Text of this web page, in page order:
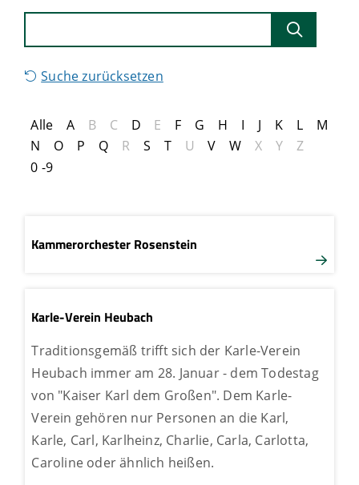
Suche zurücksetzen
Alle A B C D E F G H I J K L
M
N
O P Q R S T U V W X Y
Z
0 -9
Kammerorchester Rosenstein
Karle-Verein Heubach
Traditionsgemäß trifft sich der Karle-Verein
Heubach immer am 28. Januar - dem Todestag
von "Kaiser Karl dem Großen". Dem Karle-
Verein gehören nur Personen an die Karl,
Karle, Carl, Karlheinz, Charlie, Carla, Carlotta,
Caroline oder ähnlich heißen.